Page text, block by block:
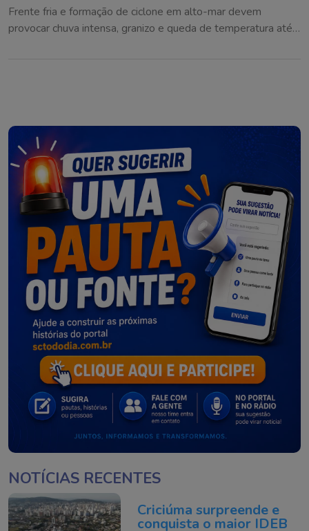
Frente fria e formação de ciclone em alto-mar devem
provocar chuva intensa, granizo e queda de temperatura até
NOTÍCIAS RECENTES
Criciúma surpreende e
conquista o maior IDEB